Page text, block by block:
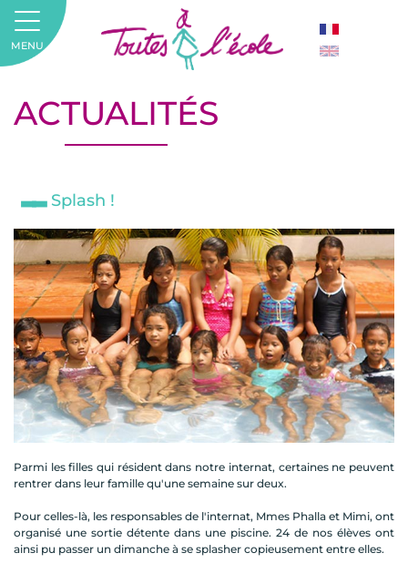
ACTUALITÉS
Splash !
Parmi les filles qui résident dans notre internat, certaines ne peuvent
rentrer dans leur famille qu'une semaine sur deux.
Pour celles-là, les responsables de l'internat, Mmes Phalla et Mimi, ont
organisé une sortie détente dans une piscine. 24 de nos élèves ont
ainsi pu passer un dimanche à se splasher copieusement entre elles.
MENU